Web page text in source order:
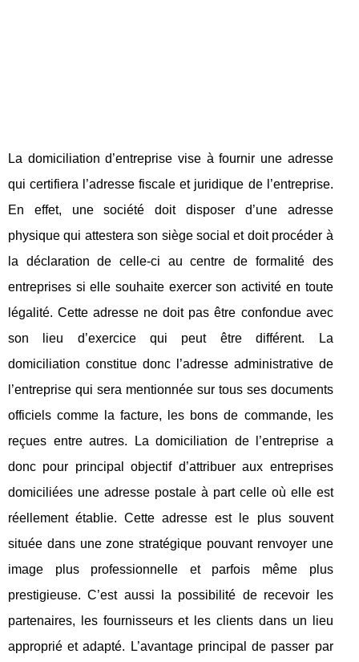
La domiciliation d’entreprise vise à fournir une adresse
qui certifiera l’adresse fiscale et juridique de l’entreprise.
En effet, une société doit disposer d’une adresse
physique qui attestera son siège social et doit procéder à
la déclaration de celle-ci au centre de formalité des
entreprises si elle souhaite exercer son activité en toute
légalité. Cette adresse ne doit pas être confondue avec
son lieu d’exercice qui peut être différent. La
domiciliation constitue donc l’adresse administrative de
l’entreprise qui sera mentionnée sur tous ses documents
officiels comme la facture, les bons de commande, les
reçues entre autres. La domiciliation de l’entreprise a
donc pour principal objectif d’attribuer aux entreprises
domiciliées une adresse postale à part celle où elle est
réellement établie. Cette adresse est le plus souvent
située dans une zone stratégique pouvant renvoyer une
image plus professionnelle et parfois même plus
prestigieuse. C’est aussi la possibilité de recevoir les
partenaires, les fournisseurs et les clients dans un lieu
approprié et adapté. L’avantage principal de passer par